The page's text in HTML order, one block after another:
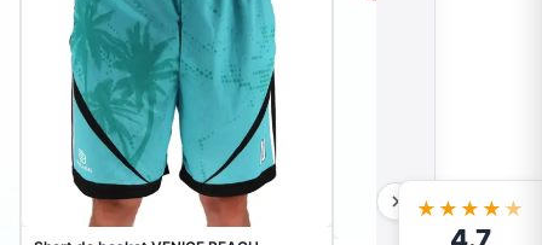
★★★★ ★